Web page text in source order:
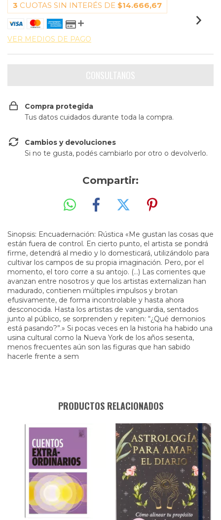
3 CUOTAS SIN INTERÉS DE $14.666,67
VER MEDIOS DE PAGO
Compra protegida
Tus datos cuidados durante toda la compra.
Cambios y devoluciones
Si no te gusta, podés cambiarlo por otro o devolverlo.
Compartir:
Sinopsis: Encuadernación: Rústica «Me gustan las cosas que
están fuera de control. En cierto punto, el artista se pondrá
firme, detendrá al medio y lo domesticará, utilizándolo para
cultivar los campos de su propia imaginación. Pero, por el
momento, el toro corre a su antojo. (…) Las corrientes que
avanzan entre nosotros y que los artistas externalizan han
madurado, contienen múltiples impulsos y brotan
efusivamente, de forma incontrolable y hasta ahora
desconocida. Hasta los artistas de vanguardia, sentados
junto al público, se sorprenden y repiten: “¿Qué demonios
está pasando?”.» Si pocas veces en la historia ha habido una
usina cultural como la Nueva York de los años sesenta,
menos frecuentes aún son las figuras que han sabido
hacerle frente a sem
PRODUCTOS RELACIONADOS